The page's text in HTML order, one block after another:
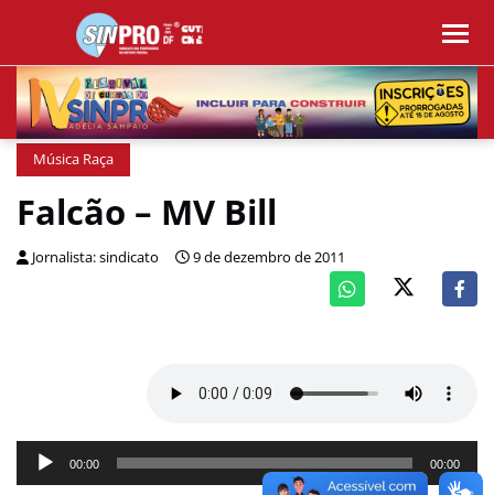
Música Raça
Falcão – MV Bill
Jornalista: sindicato 9 de dezembro de 2011
Tocador
de
00:00 00:00